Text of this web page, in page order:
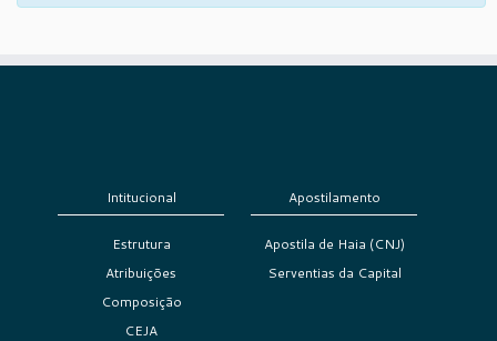
Intitucional
Estrutura
Atribuições
Composição
CEJA
Apostilamento
Apostila de Haia (CNJ)
Serventias da Capital